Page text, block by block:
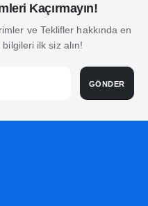
Kaçırmayın!
ve Teklifler hakkında en
bilgileri ilk siz alın!
GÖNDER